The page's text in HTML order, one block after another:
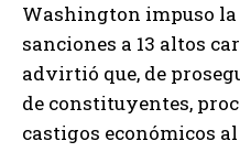
Washington impuso la
sanciones a 13 altos
advirtió que, de
de constituyentes,
castigos económicos